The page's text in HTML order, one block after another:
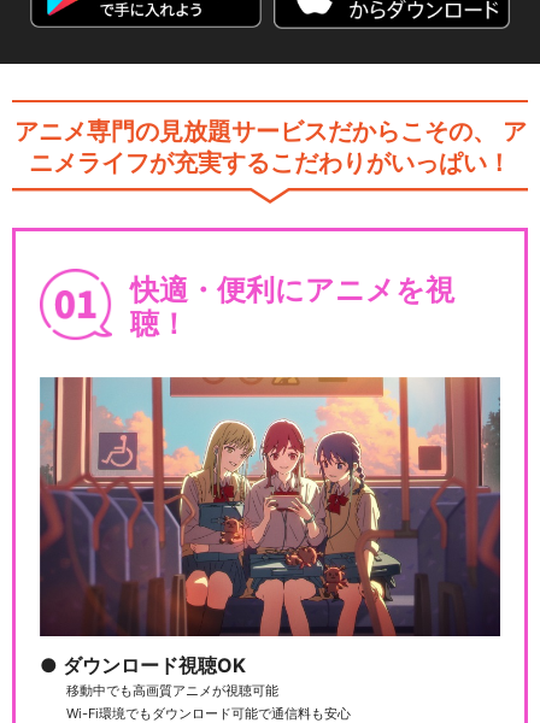
アニメ専門の見放題サービスだからこその、
ア
ニメライフが充実するこだわりがいっぱい！
快適・便利にアニメを視
聴！
ダウンロード視聴OK
移動中でも高画質アニメが視聴可能
Wi-Fi環境でもダウンロード可能で通信料も安心